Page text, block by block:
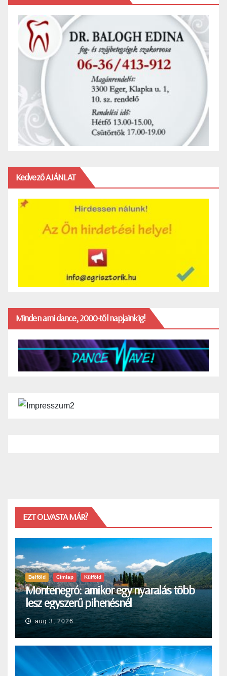
Kedvező AJÁNLAT
Minden ami dance, 2000-től napjainkig!
EZT OLVASTA MÁR?
Belföld Címlap Külföld
Montenegró: amikor egy nyaralás több
lesz egyszerű pihenésnél
aug 3, 2026